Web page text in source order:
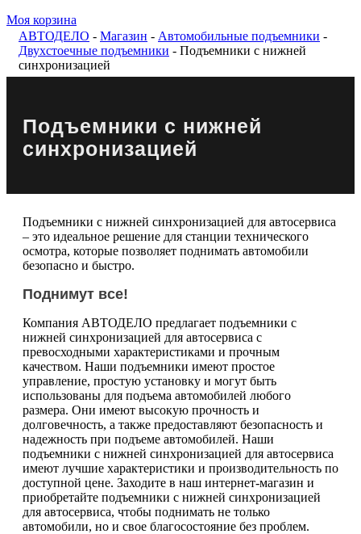
Моя корзина
АВТОДЕЛО - Магазин - Автомобильные подъемники -
Двухстоечные подъемники - Подъемники с нижней
синхронизацией
Подъемники с нижней
синхронизацией
Подъемники с нижней синхронизацией для автосервиса
– это идеальное решение для станции технического
осмотра, которые позволяет поднимать автомобили
безопасно и быстро.
Поднимут все!
Компания АВТОДЕЛО предлагает подъемники с
нижней синхронизацией для автосервиса с
превосходными характеристиками и прочным
качеством. Наши подъемники имеют простое
управление, простую установку и могут быть
использованы для подъема автомобилей любого
размера. Они имеют высокую прочность и
долговечность, а также предоставляют безопасность и
надежность при подъеме автомобилей. Наши
подъемники с нижней синхронизацией для автосервиса
имеют лучшие характеристики и производительность по
доступной цене. Заходите в наш интернет-магазин и
приобретайте подъемники с нижней синхронизацией
для автосервиса, чтобы поднимать не только
автомобили, но и свое благосостояние без проблем.